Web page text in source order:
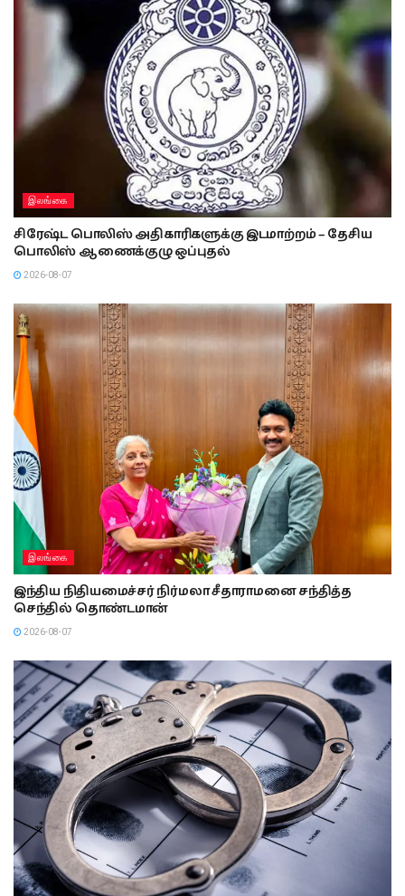
இலங்கை
சிரேஷ்ட பொலிஸ் அதிகாரிகளுக்கு இடமாற்றம் – தேசிய
பொலிஸ் ஆணைக்குழு ஒப்புதல்
2026-08-07
இலங்கை
இந்திய நிதியமைச்சர் நிர்மலா சீதாராமனை சந்தித்த
செந்தில் தொண்டமான்
2026-08-07